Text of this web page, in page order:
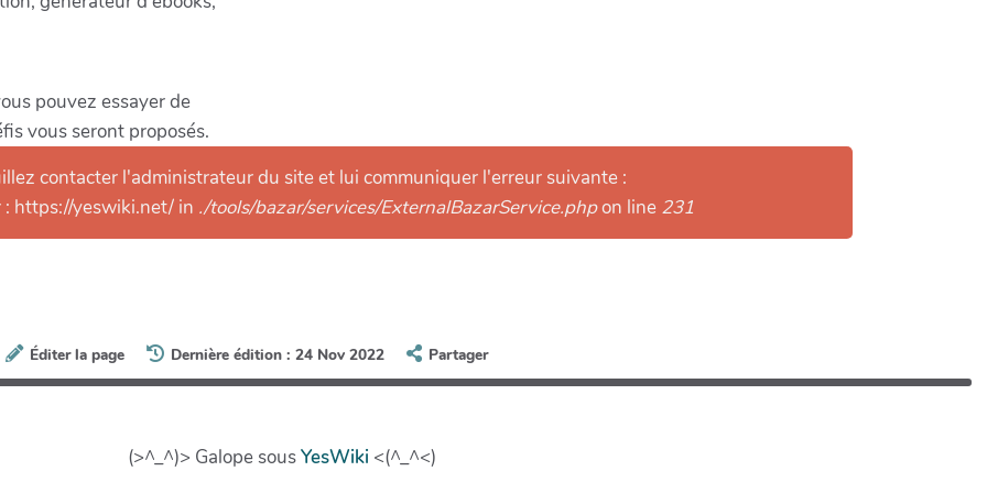
pouvez essayer de
vous seront proposés.
contacter l'administrateur du site et lui communiquer l'erreur suivante :
https://yeswiki.net/ in ./tools/bazar/services/ExternalBazarService.phpon line 231
Éditer la page Dernière édition : 24 Nov 2022 Partager
(>^_^)> Galope sousYesWiki <(^_^<)